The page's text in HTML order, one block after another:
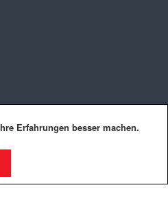
Erfahrungen besser machen.